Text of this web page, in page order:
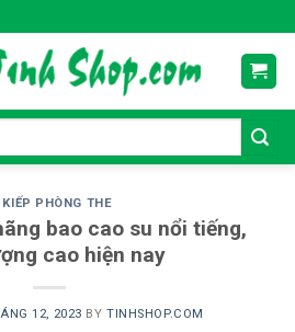
KIẾP PHÒNG THE
bao cao su nổi tiếng,
cao hiện nay
12, 2023 BYTINHSHOP.COM